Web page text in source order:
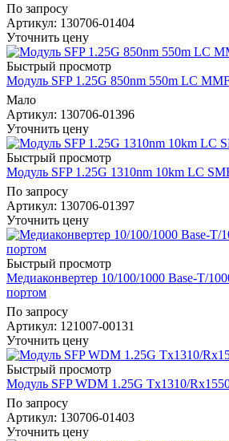
По запросу
Артикул: 130706-01404
Уточнить цену
Быстрый просмотр
Модуль SFP 1.25G 850nm 550m LC
Мало
Артикул: 130706-01396
Уточнить цену
Быстрый просмотр
Модуль SFP 1.25G 1310nm 10km LC
По запросу
Артикул: 130706-01397
Уточнить цену
Быстрый просмотр
Медиаконвертер 10/100/1000 Base-T/
портом
По запросу
Артикул: 121007-00131
Уточнить цену
Быстрый просмотр
Модуль SFP WDM 1.25G Tx1310/
По запросу
Артикул: 130706-01403
Уточнить цену